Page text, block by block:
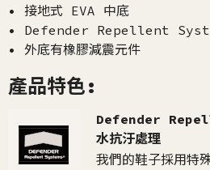
• 接地式 EVA 中底
• Defender Repellent
• 外底有橡膠減震元件
產品特色:
Defender
水抗汙處理
我們的鞋子採用特